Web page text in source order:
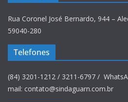
Rua Coronel José Bernardo, 944 –
59040-280
Telefones
(84) 3201-1212 / 3211-6797 /
mail: contato@sindaguarn.com.br